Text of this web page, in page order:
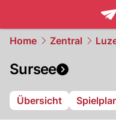
Home Zentral
Sursee
Übersicht